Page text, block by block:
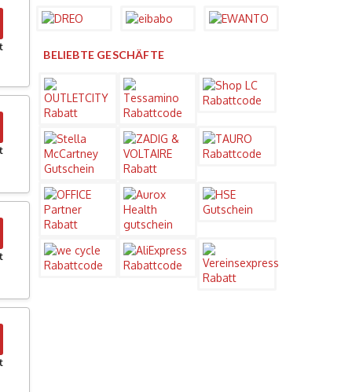
BELIEBTE GESCHÄFTE